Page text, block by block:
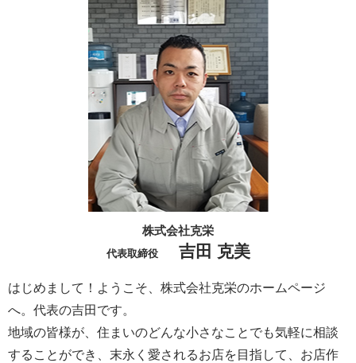
株式会社克栄
代表取締役 吉田 克美
はじめまして！ようこそ、株式会社克栄のホームページ
へ。代表の吉田です。
地域の皆様が、住まいのどんな小さなことでも気軽に相談
することができ、末永く愛されるお店を目指して、お店作